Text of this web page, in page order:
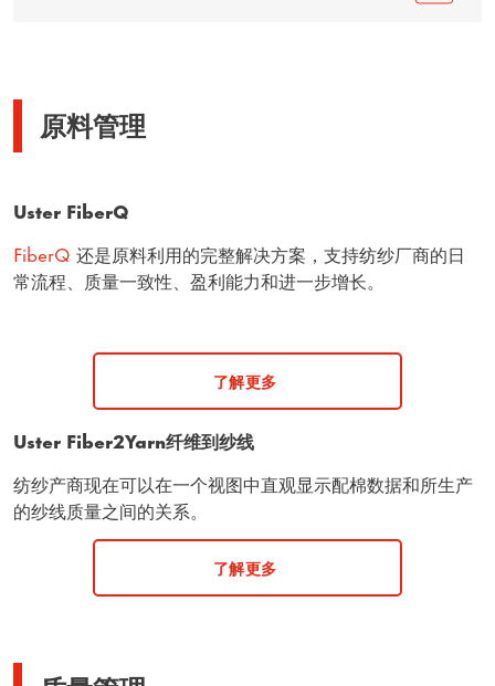
原料管理
Uster FiberQ
FiberQ 还是原料利用的完整解决方案，支持纺纱厂商的日
常流程、质量一致性、盈利能力和进一步增长。
了解更多
Uster Fiber2Yarn纤维到纱线
纺纱产商现在可以在一个视图中直观显示配棉数据和所生产
的纱线质量之间的关系。
了解更多